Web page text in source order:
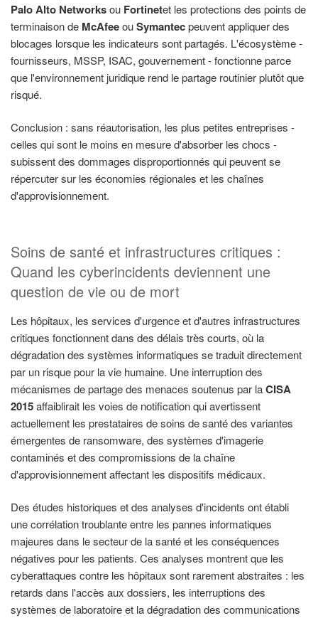
Palo Alto Networksou Fortinetet les protections des points de
terminaison de McAfeeouSymantecpeuvent appliquer des
blocages lorsque les indicateurs sont partagés. L'écosystème -
fournisseurs, MSSP, ISAC, gouvernement - fonctionne parce
que l'environnement juridique rend le partage routinier plutôt que
risqué.
Conclusion : sans réautorisation, les plus petites entreprises -
celles qui sont le moins en mesure d'absorber les chocs -
subissent des dommages disproportionnés qui peuvent se
répercuter sur les économies régionales et les chaînes
d'approvisionnement.
Soins de santé et infrastructures critiques :
Quand les cyberincidents deviennent une
question de vie ou de mort
Les hôpitaux, les services d'urgence et d'autres infrastructures
critiques fonctionnent dans des délais très courts, où la
dégradation des systèmes informatiques se traduit directement
par un risque pour la vie humaine. Une interruption des
mécanismes de partage des menaces soutenus par laCISA
2015affaiblirait les voies de notification qui avertissent
actuellement les prestataires de soins de santé des variantes
émergentes de ransomware, des systèmes d'imagerie
contaminés et des compromissions de la chaîne
d'approvisionnement affectant les dispositifs médicaux.
Des études historiques et des analyses d'incidents ont établi
une corrélation troublante entre les pannes informatiques
majeures dans le secteur de la santé et les conséquences
négatives pour les patients. Ces analyses montrent que les
cyberattaques contre les hôpitaux sont rarement abstraites : les
retards dans l'accès aux dossiers, les interruptions des
systèmes de laboratoire et la dégradation des communications